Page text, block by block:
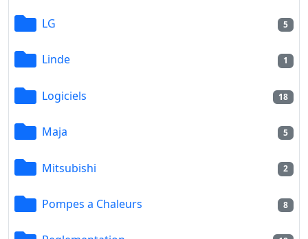
LG 5
Linde 1
Logiciels 18
Maja 5
Mitsubishi 2
Pompes a Chaleurs 8